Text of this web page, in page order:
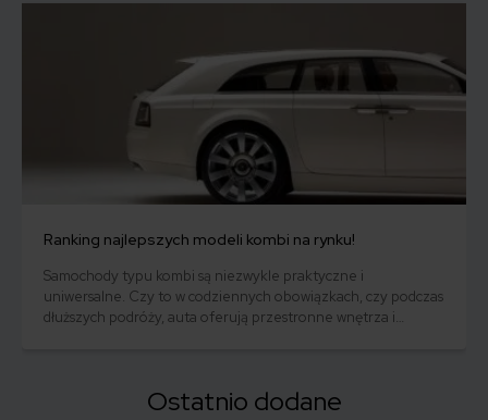
Ranking najlepszych modeli kombi na rynku!
Samochody typu kombi są niezwykle praktyczne i
uniwersalne. Czy to w codziennych obowiązkach, czy podczas
dłuższych podróży, auta oferują przestronne wnętrza i
wyznaczają nowe standardy w tej popularnej klasie aut.
Ostatnio dodane